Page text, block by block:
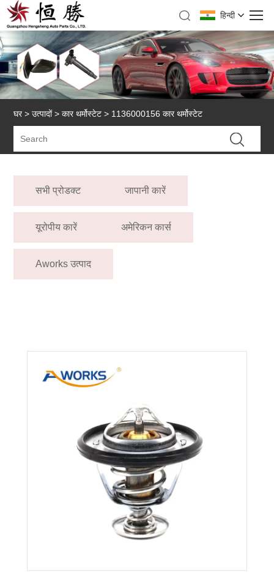
हिन्दी
घर > उत्पादों>कार थर्मोस्टेट > 1136000156 कार थर्मोस्टेट
सभी प्रोडक्ट जापानी कारें
यूरोपीय कारें अमेरिकन कार्स
Aworks उत्पाद